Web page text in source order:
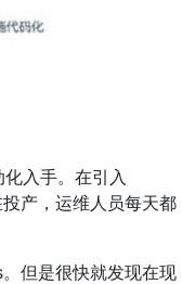
入手。在引入
产，运维人员每天都
但是很快就发现在现